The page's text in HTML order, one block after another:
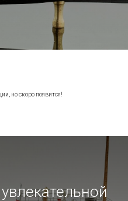
но скоро появится!